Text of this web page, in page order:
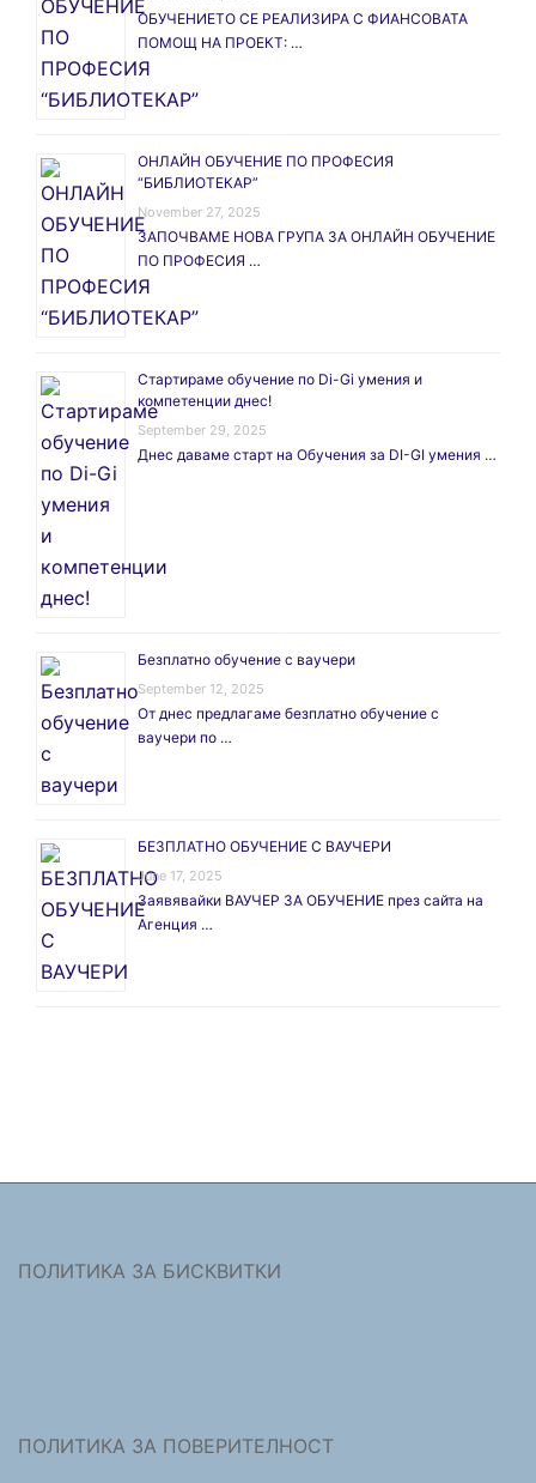
ОБУЧЕНИЕТО СЕ РЕАЛИЗИРА С ФИАНСОВАТА
ПОМОЩ НА ПРОЕКТ: …
ОНЛАЙН ОБУЧЕНИЕ ПО ПРОФЕСИЯ
“БИБЛИОТЕКАР”
November 27, 2025
ЗАПОЧВАМЕ НОВА ГРУПА ЗА ОНЛАЙН ОБУЧЕНИЕ
ПО ПРОФЕСИЯ …
Стартираме обучение по Di-Gi умения и
компетенции днес!
September 29, 2025
Днес даваме старт на Обучения за DI-GI умения …
Безплатно обучение с ваучери
September 12, 2025
От днес предлагаме безплатно обучение с
ваучери по …
БЕЗПЛАТНО ОБУЧЕНИЕ С ВАУЧЕРИ
June 17, 2025
Заявявайки ВАУЧЕР ЗА ОБУЧЕНИЕ през сайта на
Агенция …
ПОЛИТИКА ЗА БИСКВИТКИ
ПОЛИТИКА ЗА ПОВЕРИТЕЛНОСТ